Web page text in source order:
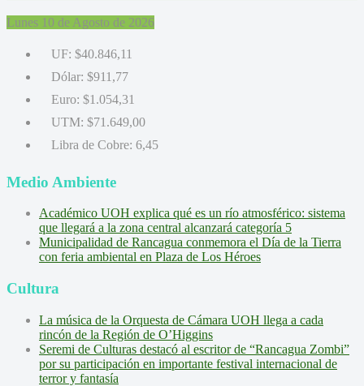
Lunes 10 de Agosto de 2026
UF: $40.846,11
Dólar: $911,77
Euro: $1.054,31
UTM: $71.649,00
Libra de Cobre: 6,45
Medio Ambiente
Académico UOH explica qué es un río atmosférico: sistema
que llegará a la zona central alcanzará categoría 5
Municipalidad de Rancagua conmemora el Día de la Tierra
con feria ambiental en Plaza de Los Héroes
Cultura
La música de la Orquesta de Cámara UOH llega a cada
rincón de la Región de O’Higgins
Seremi de Culturas destacó al escritor de “Rancagua Zombi”
por su participación en importante festival internacional de
terror y fantasía